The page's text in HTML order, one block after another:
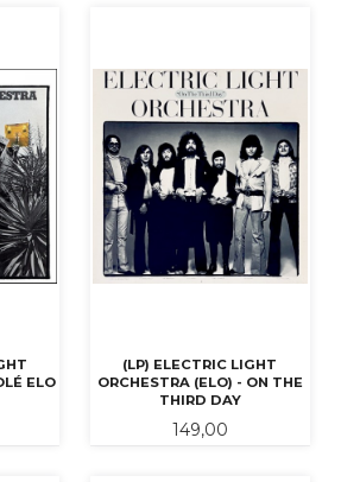
ELO
(LP) ELECTRIC LIGHT
ORCHESTRA (ELO) - ON THE
THIRD DAY
Pris
149,00